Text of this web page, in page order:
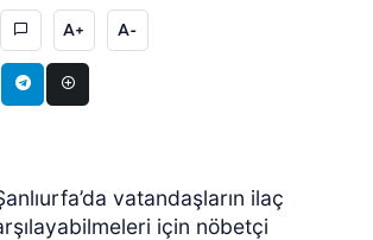
A+ A-
vatandaşların ilaç
için nöbetçi